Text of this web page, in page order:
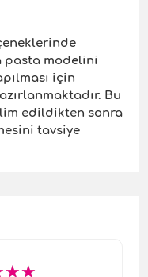
pasta modelini
için
Bu
edildikten sonra
tavsiye
☆☆
★★